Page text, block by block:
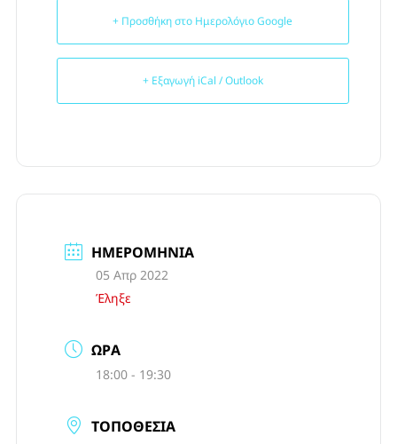
+ Προσθήκη στο Ημερολόγιο Google
+ Εξαγωγή iCal / Outlook
ΗΜΕΡΟΜΗΝΊΑ
05 Απρ 2022
Έληξε
ΏΡΑ
18:00 - 19:30
ΤΟΠΟΘΕΣΊΑ